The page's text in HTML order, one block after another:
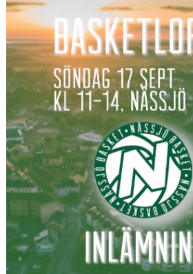
UNGDOMSSEKTIONEN
MEDIA
ALF HÅKANSSONS MINNESFOND